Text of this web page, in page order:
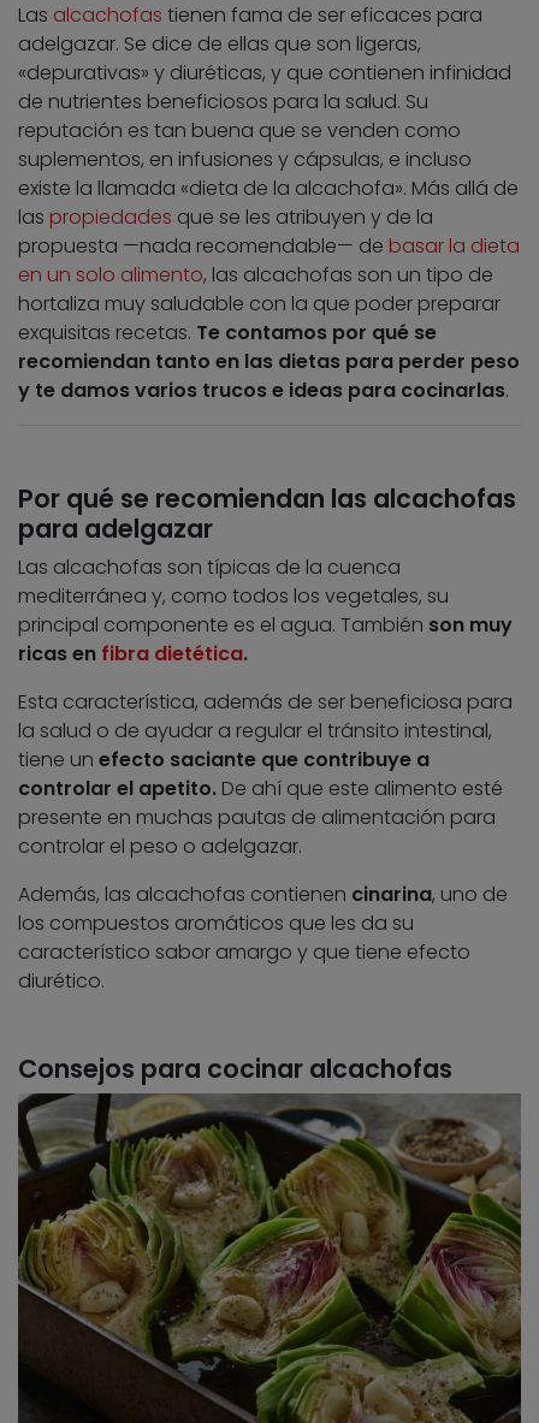
Las alcachofas tienen fama de ser eficaces para
adelgazar. Se dice de ellas que son ligeras,
«depurativas» y diuréticas, y que contienen infinidad
de nutrientes beneficiosos para la salud. Su
reputación es tan buena que se venden como
suplementos, en infusiones y cápsulas, e incluso
existe la llamada «dieta de la alcachofa». Más allá de
las propiedades que se les atribuyen y de la
propuesta —nada recomendable— de basar la dieta
en un solo alimento, las alcachofas son un tipo de
hortaliza muy saludable con la que poder preparar
exquisitas recetas. Te contamos por qué se
recomiendan tanto en las dietas para perder peso
y te damos varios trucos e ideas para cocinarlas.
Por qué se recomiendan las alcachofas
para adelgazar
Las alcachofas son típicas de la cuenca
mediterránea y, como todos los vegetales, su
principal componente es el agua. También son muy
ricas en fibra dietética.
Esta característica, además de ser beneficiosa para
la salud o de ayudar a regular el tránsito intestinal,
tiene un efecto saciante que contribuye a
controlar el apetito. De ahí que este alimento esté
presente en muchas pautas de alimentación para
controlar el peso o adelgazar.
Además, las alcachofas contienen cinarina, uno de
los compuestos aromáticos que les da su
característico sabor amargo y que tiene efecto
diurético.
Consejos para cocinar alcachofas